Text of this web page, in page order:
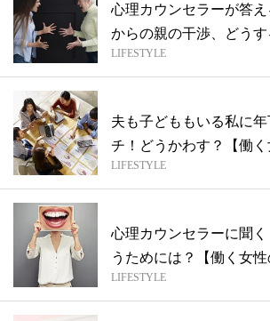
心理カウンセラーが答
からの親の干渉、どう
質問...
LIFESTYLE
夫も子どももいる私に
チ！どうかわす？【働く
LIFESTYLE
心理カウンセラーに聞
うためには？【働く女性
LIFESTYLE